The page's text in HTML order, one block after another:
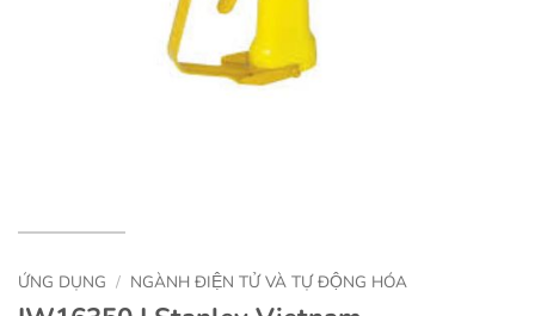
ỨNG DỤNG / NGÀNH ĐIỆN TỬ VÀ TỰ ĐỘNG HÓA